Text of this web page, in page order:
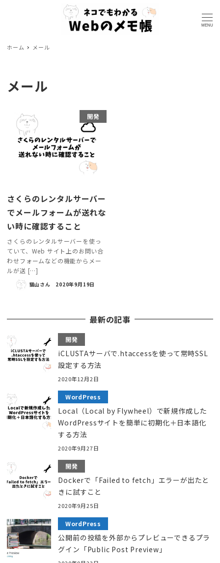
MENU
ホーム メール
メール
開発
さくらのレンタルサーバー
でメールフォームが送れな
い時に確認すること
さくらのレンタルサーバーを使っ
ていて、Web サイト上のお問い合
わせフォームなどの機能からメー
ルが送 […]
猫山さん 2020年9月19日
最新の記事
開発
iCLUSTAサーバで.htaccessを使って常時SSL
設定する方法
2020年12月2日
WordPress
Local（Local by Flywheel）で新規作成した
WordPressサイトを簡単に初期化＋日本語化
する方法
2020年9月27日
開発
Dockerで「Failed to fetch」エラーが出たと
きに試すこと
2020年9月25日
WordPress
公開前の投稿を外部からプレビューできるプラ
グイン「Public Post Preview」